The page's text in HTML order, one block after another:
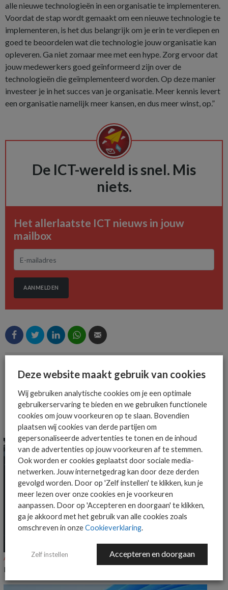
alle nieuwe technologieën in een organisatie te implementeren.
Voordat de stap wordt gemaakt om een nieuwe technologie te
implementeren, is het dus belangrijk om je erin te verdiepen en
goed te beoordelen wat die technologie jouw organisatie kan
opleveren. Ga niet zomaar mee met een hype. Zorg ervoor dat
jouw medewerkers goed geïnformeerd zijn over de
technologieën die geïmplementeerd worden. Op deze manier
investeer je in het succes van je organisatie. Meer kennis levert
een organisatie namelijk meer kansen, en dus meer winst, op.”
De ICT-wereld is snel. Mis
niets.
Het allerlaatste ICT nieuws in jouw
mailbox
AANMELDEN
MEER OVER ONDERZOEK OPKOMENDE TECHNOLOGIEËN
MEER ALGEMEEN IT NIEUWS NIEUWS
ALGEMEEN IT NIEUWS NIEUWS
KnowBe4 voegt Claude-ondersteuning toe aan Agent Risk Manager
Deze website maakt gebruik van cookies
Wij gebruiken analytische cookies om je een optimale
gebruikerservaring te bieden en we gebruiken functionele
cookies om jouw voorkeuren op te slaan. Bovendien
plaatsen wij cookies van derde partijen om
gepersonaliseerde advertenties te tonen en de inhoud
van de advertenties op jouw voorkeuren af te stemmen.
Ook worden er cookies geplaatst door sociale media-
netwerken. Jouw internetgedrag kan door deze derden
gevolgd worden. Door op 'Zelf instellen' te klikken, kun je
meer lezen over onze cookies en je voorkeuren
aanpassen. Door op 'Accepteren en doorgaan' te klikken,
ga je akkoord met het gebruik van alle cookies zoals
omschreven in onzeCookieverklaring.
Zelf instellen Accepteren en doorgaan